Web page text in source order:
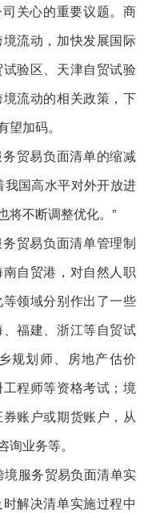
关心的重要议题。商
流动，加快发展国际
验区、天津自贸试验
流动的相关政策，下
加码。
贸易负面清单的缩减
我国高水平对外开放进
将不断调整优化。”
贸易负面清单管理制
自贸港，对自然人职
领域分别作出了一些
福建、浙江等自贸试
规划师、房地产估价
程师等资格考试；境
账户或期货账户，从
业务等。
境服务贸易负面清单实
解决清单实施过程中